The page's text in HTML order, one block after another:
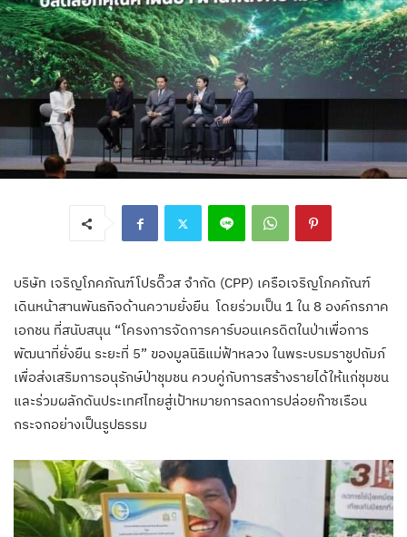
บริษัท เจริญโภคภัณฑ์โปรดิ๊วส จำกัด (CPP) เครือเจริญโภคภัณฑ์
เดินหน้าสานพันธกิจด้านความยั่งยืน โดยร่วมเป็น 1 ใน 8 องค์กรภาค
เอกชน ที่สนับสนุน “โครงการจัดการคาร์บอนเครดิตในป่าเพื่อการ
พัฒนาที่ยั่งยืน ระยะที่ 5” ของมูลนิธิแม่ฟ้าหลวง ในพระบรมราชูปถัมภ์
เพื่อส่งเสริมการอนุรักษ์ป่าชุมชน ควบคู่กับการสร้างรายได้ให้แก่ชุมชน
และร่วมผลักดันประเทศไทยสู่เป้าหมายการลดการปล่อยก๊าซเรือน
กระจกอย่างเป็นรูปธรรม